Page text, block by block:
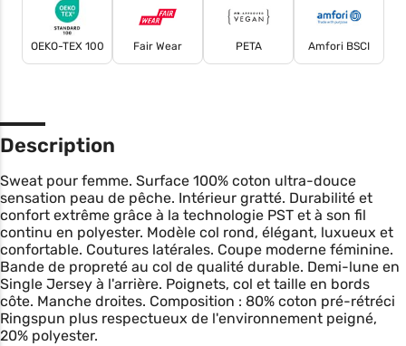
OEKO-TEX 100 Fair Wear PETA Amfori BSCI
Description
Sweat pour femme. Surface 100% coton ultra-douce
sensation peau de pêche. Intérieur gratté. Durabilité et
confort extrême grâce à la technologie PST et à son fil
continu en polyester. Modèle col rond, élégant, luxueux et
confortable. Coutures latérales. Coupe moderne féminine.
Bande de propreté au col de qualité durable. Demi-lune en
Single Jersey à l'arrière. Poignets, col et taille en bords
côte. Manche droites. Composition : 80% coton pré-rétréci
Ringspun plus respectueux de l'environnement peigné,
20% polyester.